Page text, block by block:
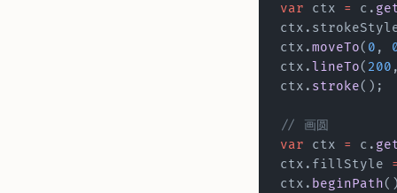
var ctx = c.
ctx.moveTo( 0 ,
ctx.lineTo( 200
ctx. stroke();
// 画圆
var ctx = c.
ctx.fillStyle
ctx. beginPath